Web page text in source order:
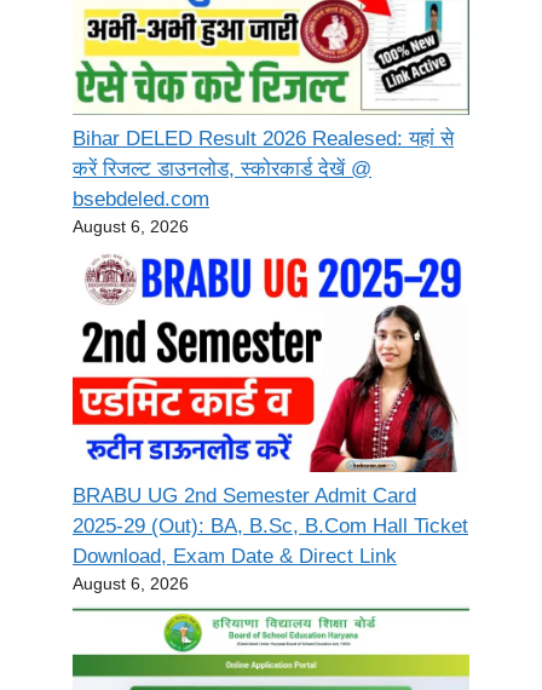
Bihar DELED Result 2026 Realesed: यहां से
करें रिजल्ट डाउनलोड, स्कोरकार्ड देखें @
bsebdeled.com
August 6, 2026
BRABU UG 2nd Semester Admit Card
2025-29 (Out): BA, B.Sc, B.Com Hall Ticket
Download, Exam Date & Direct Link
August 6, 2026